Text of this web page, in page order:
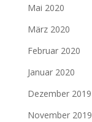
Mai 2020
März 2020
Februar 2020
Januar 2020
Dezember 2019
November 2019